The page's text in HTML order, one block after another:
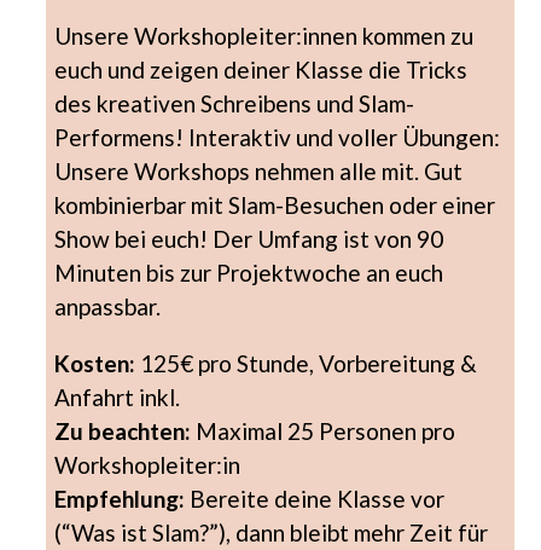
Unsere Workshopleiter:innen kommen zu
euch und zeigen deiner Klasse die Tricks
des kreativen Schreibens und Slam-
Performens! Interaktiv und voller Übungen:
Unsere Workshops nehmen alle mit. Gut
kombinierbar mit Slam-Besuchen oder einer
Show bei euch! Der Umfang ist von 90
Minuten bis zur Projektwoche an euch
anpassbar.
Kosten: 125€ pro Stunde, Vorbereitung &
Anfahrt inkl.
Zu beachten: Maximal 25 Personen pro
Workshopleiter:in
Empfehlung: Bereite deine Klasse vor
(“Was ist Slam?”), dann bleibt mehr Zeit für